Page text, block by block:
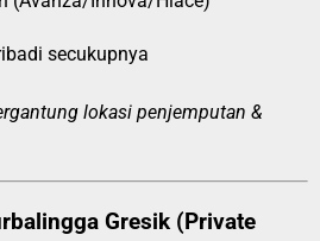
secukupnya
lokasi penjemputan &
Gresik (Private